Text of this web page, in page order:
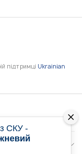
підтримці Ukrainian
СКУ -